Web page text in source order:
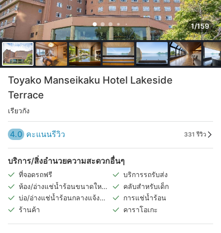
1/159
Toyako Manseikaku Hotel Lakeside
Terrace
เรียวกัง
4.0 คะแนนรีวิว 331 รีวิว
บริการ/สิ่งอำนวยความสะดวกอื่นๆ
ที่จอดรถฟรี
บริการรถรับส่ง
ห้อง/อ่างแช่น้ำร้อนขนาดใหญ่
ในร่ม
คลับสำหรับเด็ก
บ่อ/อ่างแช่น้ำร้อนกลางแจ้ง
(แยกชายหญิง)
การแช่น้ำร้อน
ร้านค้า
คาราโอเกะ